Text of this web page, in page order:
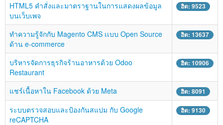
HTML5 คำสั่งและมาตราฐานในการแสดงผลข้อมูล
บนเว็บเพจ
ฮิต: 9523
ทำความรู้จักกับ Magento CMS เเบบ Open Source
ด้าน e-commerce
ฮิต: 13637
บริหารจัดการธุรกิจร้านอาหารด้วย Odoo
Restaurant
ฮิต: 10906
แชร์เนื้อหาใน Facebook ด้วย Meta ฮิต: 8091
ระบบตรวจสอบและป้องกันสแปม กับ Google
reCAPTCHA
ฮิต: 9130